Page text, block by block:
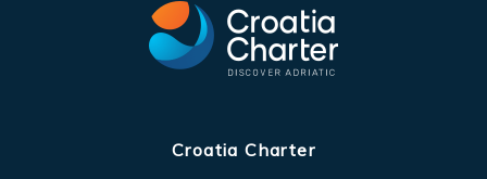
Croatia Charter